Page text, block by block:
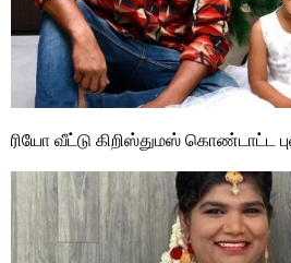
ரியோ வீட்டு கிறிஸ்துமஸ் கொண்டாட்ட